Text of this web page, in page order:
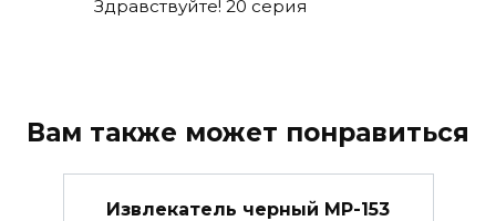
Здравствуйте! 20 серия
Вам также может понравиться
Извлекатель черный МР-153